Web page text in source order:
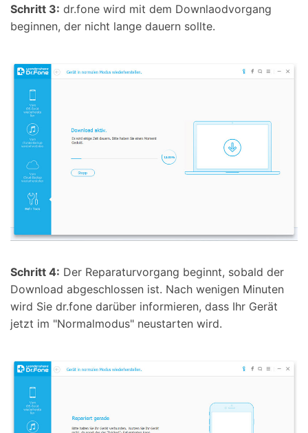
Schritt 3: dr.fone wird mit dem Downlaodvorgang
beginnen, der nicht lange dauern sollte.
Schritt 4: Der Reparaturvorgang beginnt, sobald der
Download abgeschlossen ist. Nach wenigen Minuten
wird Sie dr.fone darüber informieren, dass Ihr Gerät
jetzt im "Normalmodus" neustarten wird.